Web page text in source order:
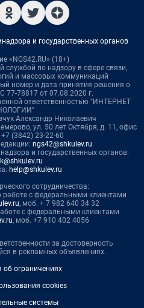
и государственных органов
«NGS42.RU» (18+)
службой по надзору в сфере связи,
и массовых коммуникаций
номер и дата принятия решения о
77-78817 от 07.08.2020 г.
ответственностью "ИНТЕРНЕТ
Александр Николаевич
ул. 50 лет Октября, д. 11, офис
(3842) 23-22-60
ngs42@shkulev.ru
и государственных органов:
help@shkulev.ru
сотрудничества:
с федеральными клиентами
, моб. + 7 982 640 34 32
с федеральными клиентами
, моб. +7 910 402 4056
за достоверность
в рекламных объявлениях.
ограничениях
cookies
системы